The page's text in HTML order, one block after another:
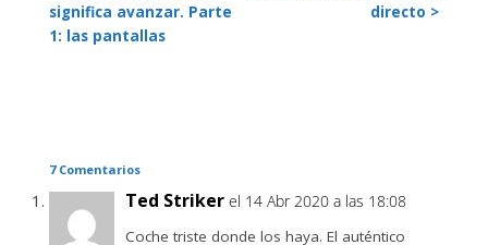
significa avanzar. Parte
1: las pantallas
directo >
7 Comentarios
Ted Striker el 14 Abr 2020 a las 18:08
Coche triste donde los haya. El auténtico